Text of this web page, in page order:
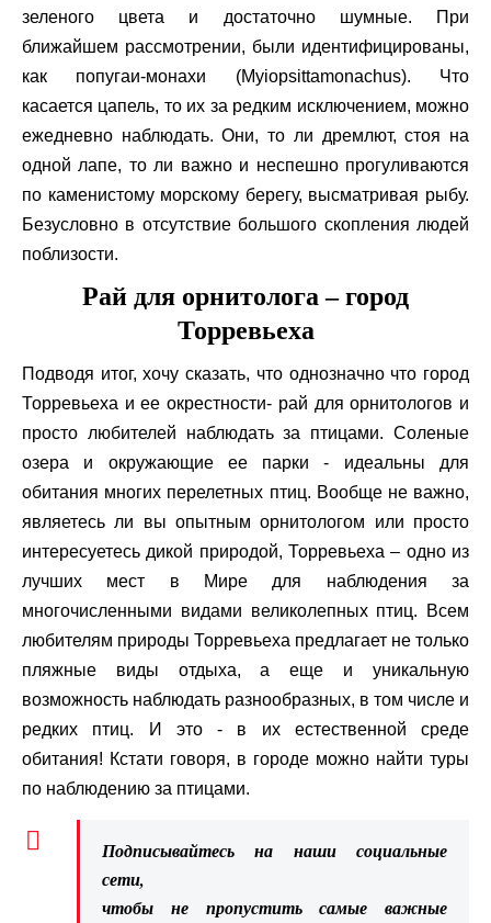
зеленого цвета и достаточно шумные. При
ближайшем рассмотрении, были идентифицированы,
как попугаи-монахи (Myiopsittamonachus). Что
касается цапель, то их за редким исключением, можно
ежедневно наблюдать. Они, то ли дремлют, стоя на
одной лапе, то ли важно и неспешно прогуливаются
по каменистому морскому берегу, высматривая рыбу.
Безусловно в отсутствие большого скопления людей
поблизости.
Рай для орнитолога – город
Торревьеха
Подводя итог, хочу сказать, что однозначно что город
Торревьеха и ее окрестности- рай для орнитологов и
просто любителей наблюдать за птицами. Соленые
озера и окружающие ее парки - идеальны для
обитания многих перелетных птиц. Вообще не важно,
являетесь ли вы опытным орнитологом или просто
интересуетесь дикой природой, Торревьеха – одно из
лучших мест в Мире для наблюдения за
многочисленными видами великолепных птиц. Всем
любителям природы Торревьеха предлагает не только
пляжные виды отдыха, а еще и уникальную
возможность наблюдать разнообразных, в том числе и
редких птиц. И это - в их естественной среде
обитания! Кстати говоря, в городе можно найти туры
по наблюдению за птицами.
Подписывайтесь на наши социальные
сети,
чтобы не пропустить самые важные